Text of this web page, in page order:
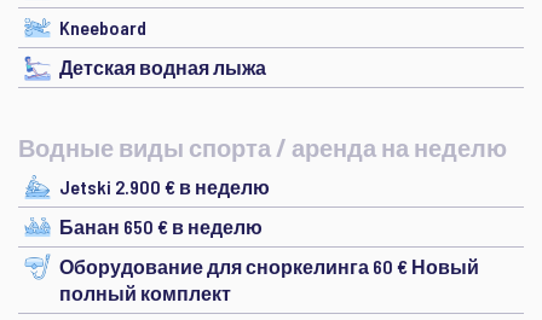
Kneeboard
Детская водная лыжа
Водные виды спорта / аренда на неделю
Jetski 2.900 € в неделю
Банан 650 € в неделю
Оборудование для сноркелинга 60 € Новый
полный комплект